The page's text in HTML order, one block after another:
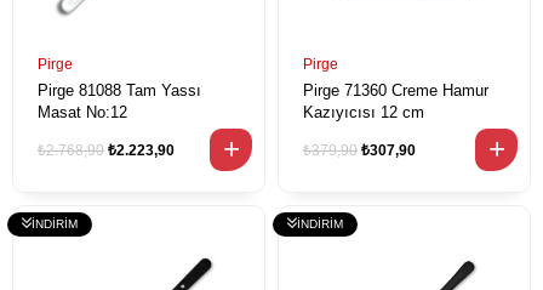
Pirge
Pirge 81088 Tam Yassı
Masat No:12
₺2.223,90
₺2.768,90
Pirge
Pirge 71360 Creme Hamur
Kazıyıcısı 12 cm
₺307,90
₺379,90